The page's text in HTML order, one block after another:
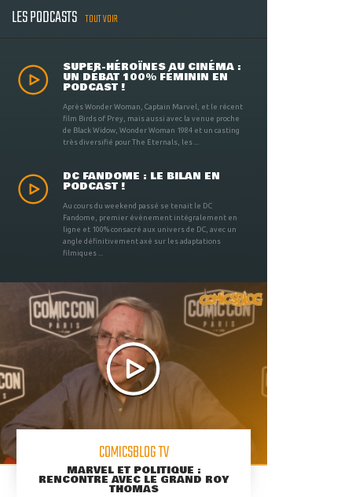
LES PODCASTS TOUT VOIR
SUPER-HÉROÏNES AU CINÉMA :
UN DÉBAT 100% FÉMININ EN
PODCAST !
Après Wonder Woman, Captain Marvel, et le récent
film Birds of Prey, mais aussi avec la venue proche
de Black Widow, Wonder Woman 1984 et un casting
très diversifié pour The Eternals, les ...
DC FANDOME : LE BILAN EN
PODCAST !
Au cours du weekend passé se tenait le DC
Fandome, premier évènement intégralement en
ligne et 100% consacré aux univers de DC, avec un
angle définitivement axé sur les adaptations
filmiques ...
COMICSBLOG TV
MARVEL ET POLITIQUE :
RENCONTRE AVEC LE GRAND ROY
THOMAS